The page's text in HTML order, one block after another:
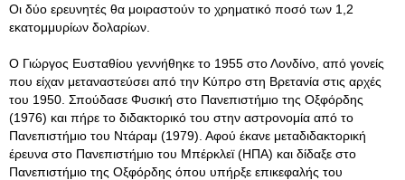
Οι δύο ερευνητές θα μοιραστούν το χρηματικό ποσό των 1,2
εκατομμυρίων δολαρίων.
Ο Γιώργος Ευσταθίου γεννήθηκε το 1955 στο Λονδίνο, από γονείς
που είχαν μεταναστεύσει από την Κύπρο στη Βρετανία στις αρχές
του 1950. Σπούδασε Φυσική στο Πανεπιστήμιο της Οξφόρδης
(1976) και πήρε το διδακτορικό του στην αστρονομία από το
Πανεπιστήμιο του Ντάραμ (1979) . Αφού έκανε μεταδιδακτορική
έρευνα στο Πανεπιστήμιο του Μπέρκλεϊ (ΗΠΑ) και δίδαξε στο
Πανεπιστήμιο της Οξφόρδης όπου υπήρξε επικεφαλής του